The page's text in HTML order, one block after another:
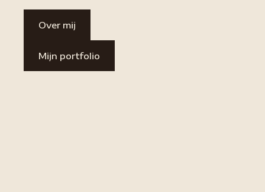
Over mij
Mijn portfolio